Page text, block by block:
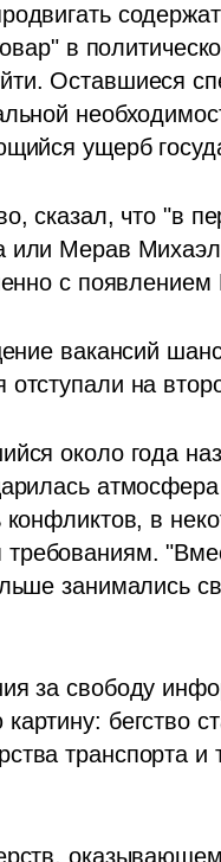
в
Оставшиеся
ущерб
сказал, что "в
или Мерав
с появлением
вакансий
на
около года
в
занимались
за свободу
бегство
транспорта и